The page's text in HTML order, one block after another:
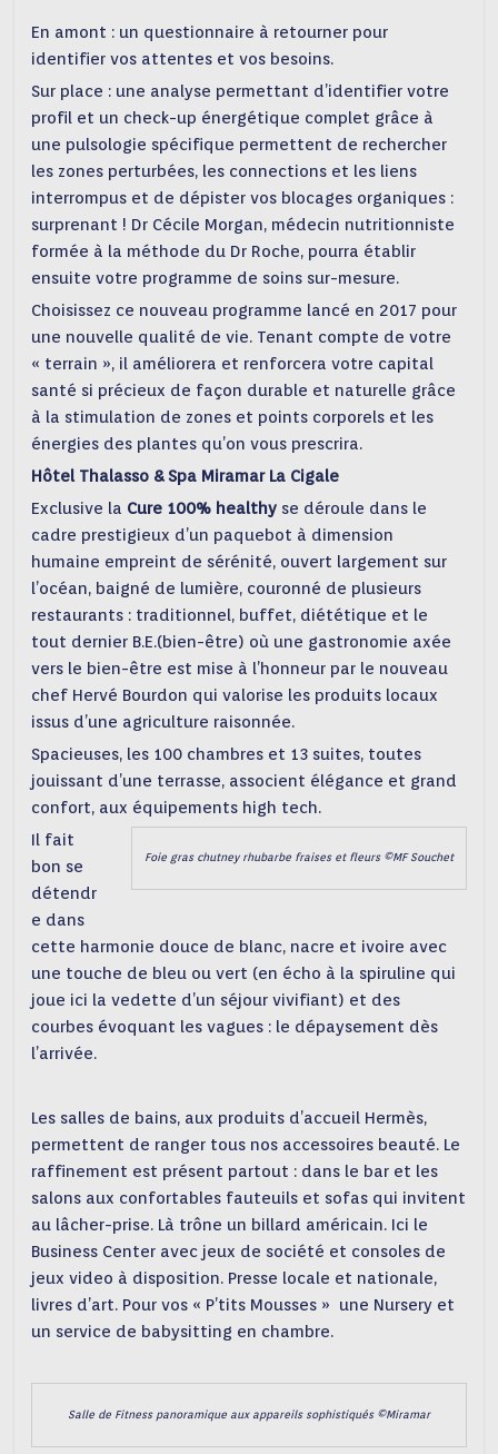
En amont : un questionnaire à retourner pour
identifier vos attentes et vos besoins.
Sur place : une analyse permettant d’identifier votre
profil et un check-up énergétique complet grâce à
une pulsologie spécifique permettent de rechercher
les zones perturbées, les connections et les liens
interrompus et de dépister vos blocages organiques :
surprenant ! Dr Cécile Morgan, médecin nutritionniste
formée à la méthode du Dr Roche, pourra établir
ensuite votre programme de soins sur-mesure.
Choisissez ce nouveau programme lancé en 2017 pour
une nouvelle qualité de vie. Tenant compte de votre
« terrain », il améliorera et renforcera votre capital
santé si précieux de façon durable et naturelle grâce
à la stimulation de zones et points corporels et les
énergies des plantes qu’on vous prescrira.
Hôtel Thalasso & Spa Miramar La Cigale
Exclusive la Cure 100% healthy se déroule dans le
cadre prestigieux d’un paquebot à dimension
humaine empreint de sérénité, ouvert largement sur
l’océan, baigné de lumière, couronné de plusieurs
restaurants : traditionnel, buffet, diététique et le
tout dernier B.E.(bien-être) où une gastronomie axée
vers le bien-être est mise à l’honneur par le nouveau
chef Hervé Bourdon qui valorise les produits locaux
issus d’une agriculture raisonnée.
Spacieuses, les 100 chambres et 13 suites, toutes
jouissant d’une terrasse, associent élégance et grand
confort, aux équipements high tech.
Foie gras chutney rhubarbe fraises et fleurs ©MF Souchet
Il fait
bon se
détendr
e dans
cette harmonie douce de blanc, nacre et ivoire avec
une touche de bleu ou vert (en écho à la spiruline qui
joue ici la vedette d’un séjour vivifiant) et des
courbes évoquant les vagues : le dépaysement dès
l’arrivée.
Les salles de bains, aux produits d’accueil Hermès,
permettent de ranger tous nos accessoires beauté. Le
raffinement est présent partout : dans le bar et les
salons aux confortables fauteuils et sofas qui invitent
au lâcher-prise. Là trône un billard américain. Ici le
Business Center avec jeux de société et consoles de
jeux video à disposition. Presse locale et nationale,
livres d’art. Pour vos « P’tits Mousses » une Nursery et
un service de babysitting en chambre.
Salle de Fitness panoramique aux appareils sophistiqués ©Miramar